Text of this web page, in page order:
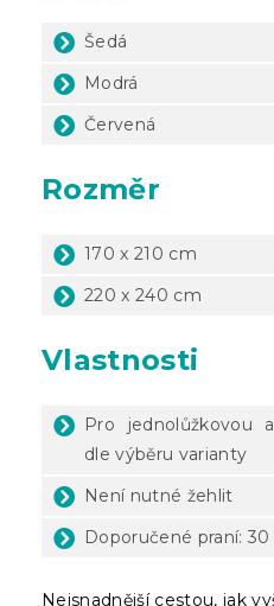
Šedá
Modrá
Červená
Rozměr
170 x 210 cm
220 x 240 cm
Vlastnosti
Pro jednolůžkovou
dle výběru varianty
Není nutné žehlit
Doporučené praní: 30
Nejsnadnější cestou, jak